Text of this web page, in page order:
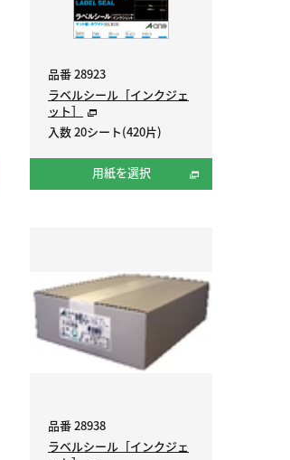
品番 28923
ラベルシール［インクジェ
ット］
入数 20シート(420片)
用紙を選択
品番 28938
ラベルシール［インクジェ